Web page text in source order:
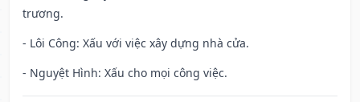
trương.
- Lôi Công: Xấu với việc xây dựng nhà cửa.
- Nguyệt Hình: Xấu cho mọi công việc.